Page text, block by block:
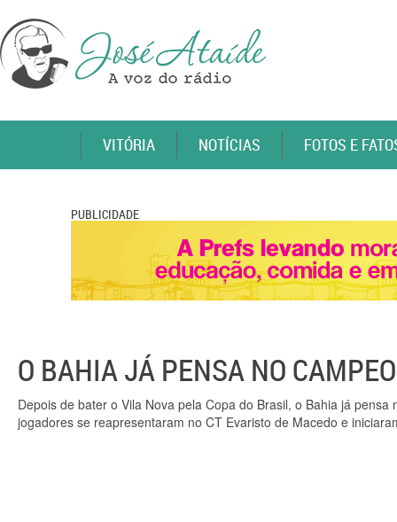
VITÓRIA NOTÍCIAS FOTOS E
PUBLICIDADE
O BAHIA JÁ PENSA NO
Depois de bater o Vila Nova pela Copa do Brasil, o Bahia já
jogadores se reapresentaram no CT Evaristo de Macedo e